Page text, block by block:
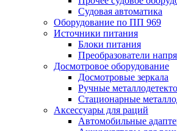
Судовая автоматика
Оборудование по ПП 969
Источники питания
Блоки питания
Преобразователи
Досмотровое оборудование
Досмотровые зеркала
Ручные
Стационарные
Аксессуары для раций
Автомобильные